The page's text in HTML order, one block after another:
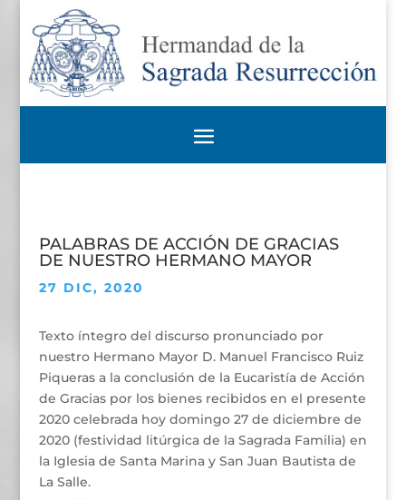
PALABRAS DE ACCIÓN DE GRACIAS
DE NUESTRO HERMANO MAYOR
27 DIC, 2020
Texto íntegro del discurso pronunciado por
nuestro Hermano Mayor D. Manuel Francisco Ruiz
Piqueras a la conclusión de la Eucaristía de Acción
de Gracias por los bienes recibidos en el presente
2020 celebrada hoy domingo 27 de diciembre de
2020 (festividad litúrgica de la Sagrada Familia) en
la Iglesia de Santa Marina y San Juan Bautista de
La Salle.